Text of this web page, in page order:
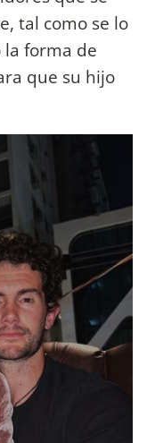
tal como se lo
forma de
que su hijo